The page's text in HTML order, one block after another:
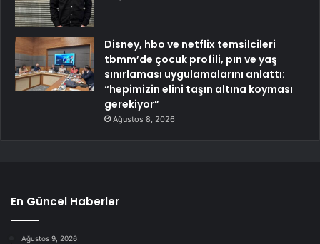
Disney, hbo ve netflix temsilcileri
tbmm’de çocuk profili, pın ve yaş
sınırlaması uygulamalarını anlattı:
“hepimizin elini taşın altına koyması
gerekiyor”
Ağustos 8, 2026
En Güncel Haberler
Ağustos 9, 2026